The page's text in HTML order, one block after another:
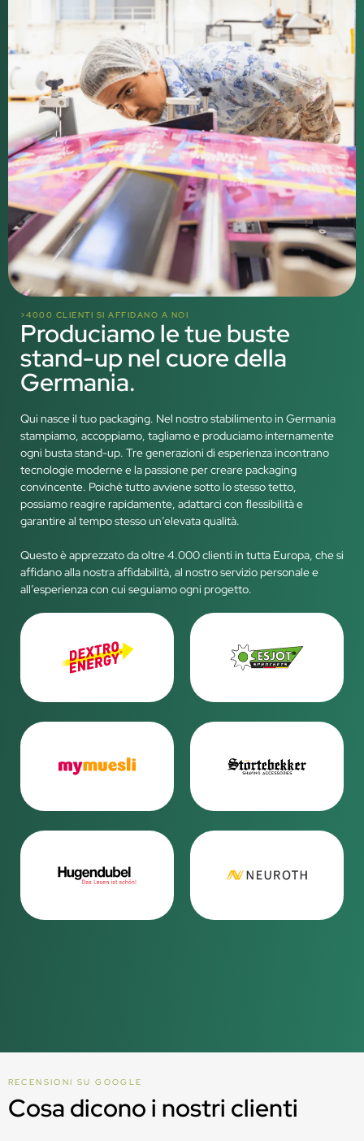
>4000 CLIENTI SI AFFIDANO A NOI
Produciamo le tue buste
stand-up nel cuore della
Germania.
Qui nasce il tuo packaging. Nel nostro stabilimento in Germania
stampiamo, accoppiamo, tagliamo e produciamo internamente
ogni busta stand-up. Tre generazioni di esperienza incontrano
tecnologie moderne e la passione per creare packaging
convincente. Poiché tutto avviene sotto lo stesso tetto,
possiamo reagire rapidamente, adattarci con flessibilità e
garantire al tempo stesso un’elevata qualità.
Questo è apprezzato da oltre 4.000 clienti in tutta Europa, che si
affidano alla nostra affidabilità, al nostro servizio personale e
all’esperienza con cui seguiamo ogni progetto.
RECENSIONI SU GOOGLE
Cosa dicono i nostri clienti